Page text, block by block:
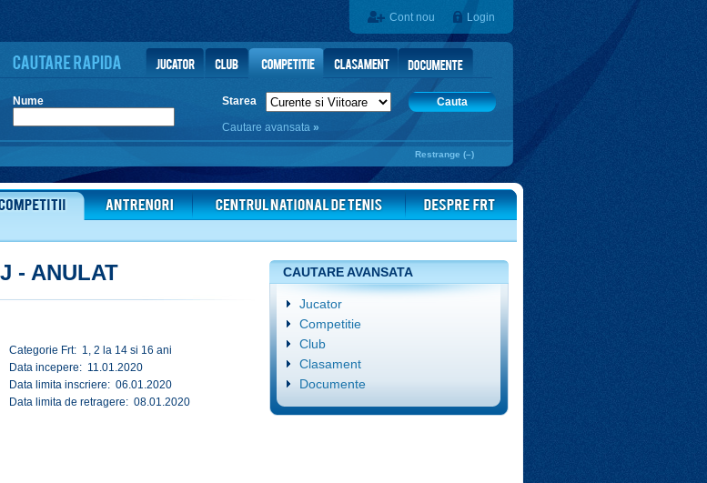
Cont nou Login
Nume Starea
Cauta
Cautare avansata »
Restrange (–)
- ANULAT
Categorie Frt: 1, 2 la 14 si 16 ani
Data incepere: 11.01.2020
Data limita inscriere: 06.01.2020
Data limita de retragere: 08.01.2020
CAUTARE AVANSATA
Jucator
Competitie
Club
Clasament
Documente